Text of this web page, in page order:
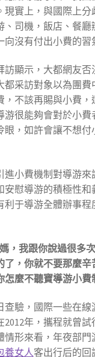
現實上，與國際上分
、司機，飯店、餐廳
向沒有付出小費的習
訪顯示，大都網友否
都采訪對象以為團費
，不該再賜與小費，
游很能夠會對於小
眼，如許會讓不想付
進小費機制對導游來
安慰導游的積極性和
利于導游全體辦事程
，我跟你說過很多
了，你就不要那麼辛
怎麼不聽寶導游小費
查驗，國際一些在線
年，攜程就曾試
情形來看，年夜部門
養女人客出行后的回